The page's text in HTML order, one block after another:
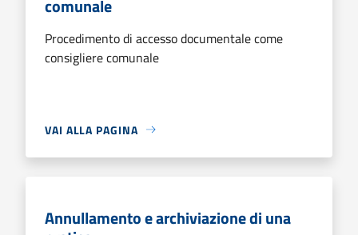
comunale
Procedimento di accesso documentale come
consigliere comunale
VAI ALLA PAGINA
Annullamento e archiviazione di una